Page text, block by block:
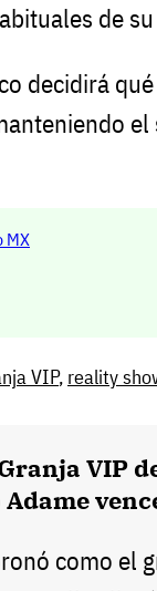
de
decidirá
el
MX
VIP, reality
VIP
como el